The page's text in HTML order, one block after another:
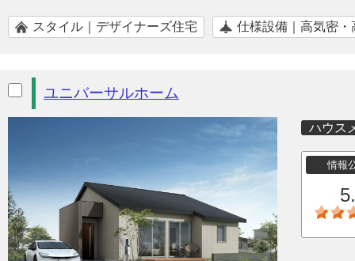
スタイル｜デザイナーズ住宅 仕様設備｜高気密・
ユニバーサルホーム
ハウス
情報